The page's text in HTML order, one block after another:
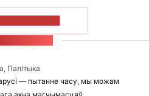
Палітыка
— пытанне часу, мы можам